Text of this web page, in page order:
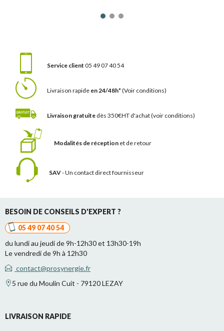
Service client 05 49 07 40 54
Livraison rapide en 24/48h*(Voir conditions)
Livraison gratuite dès 350€HT d'achat(voir conditions)
Modalités de réception et de retour
SAV- Un contact direct fournisseur
BESOIN DE CONSEILS D'EXPERT ?
05 49 07 40 54
du lundi au jeudi de 9h-12h30 et 13h30-19h
Le vendredi de 9h à 12h30
contact@prosynergie.fr
5 rue du Moulin Cuit - 79120 LEZAY
LIVRAISON RAPIDE